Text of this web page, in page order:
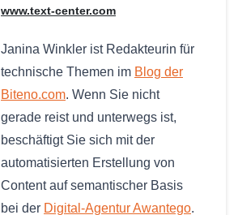
www.text-center.com
Janina Winkler ist Redakteurin für
technische Themen im Blog der
Biteno.com. Wenn Sie nicht
gerade reist und unterwegs ist,
beschäftigt Sie sich mit der
automatisierten Erstellung von
Content auf semantischer Basis
bei der Digital-Agentur Awantego.